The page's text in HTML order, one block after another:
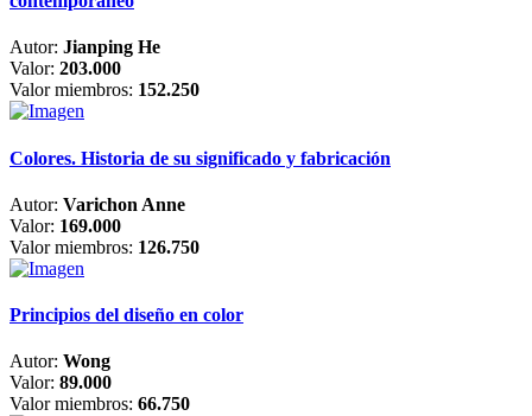
Autor: Jianping He
Valor: 203.000
Valor miembros: 152.250
Colores. Historia de su significado y fabricación
Autor: Varichon Anne
Valor: 169.000
Valor miembros: 126.750
Principios del diseño en color
Autor: Wong
Valor: 89.000
Valor miembros: 66.750